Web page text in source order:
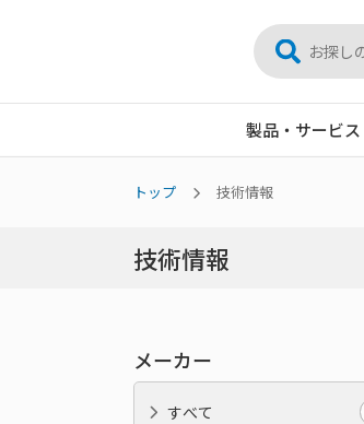
製品・サービス
トップ 技術情報
技術情報
メーカー
すべて